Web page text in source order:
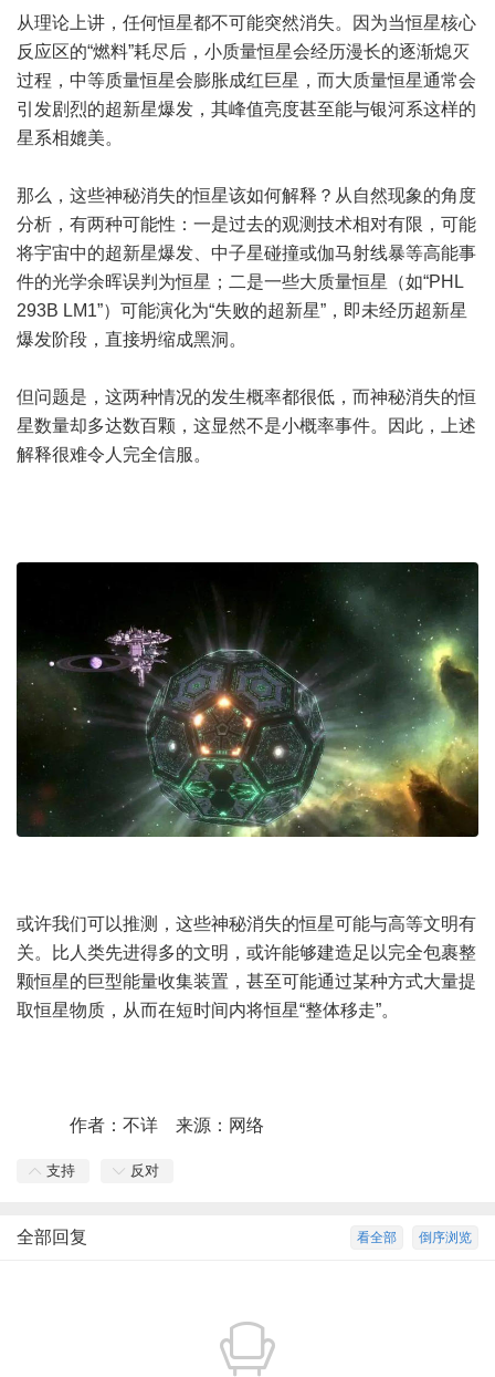
从理论上讲，任何恒星都不可能突然消失。因为当恒星核心
反应区的“燃料”耗尽后，小质量恒星会经历漫长的逐渐熄灭
过程，中等质量恒星会膨胀成红巨星，而大质量恒星通常会
引发剧烈的超新星爆发，其峰值亮度甚至能与银河系这样的
星系相媲美。
那么，这些神秘消失的恒星该如何解释？从自然现象的角度
分析，有两种可能性：一是过去的观测技术相对有限，可能
将宇宙中的超新星爆发、中子星碰撞或伽马射线暴等高能事
件的光学余晖误判为恒星；二是一些大质量恒星（如“PHL
293B LM1”）可能演化为“失败的超新星”，即未经历超新星
爆发阶段，直接坍缩成黑洞。
但问题是，这两种情况的发生概率都很低，而神秘消失的恒
星数量却多达数百颗，这显然不是小概率事件。因此，上述
解释很难令人完全信服。
或许我们可以推测，这些神秘消失的恒星可能与高等文明有
关。比人类先进得多的文明，或许能够建造足以完全包裹整
颗恒星的巨型能量收集装置，甚至可能通过某种方式大量提
取恒星物质，从而在短时间内将恒星“整体移走”。
作者：不详 来源：网络
支持 反对
倒序浏览
看全部
全部回复